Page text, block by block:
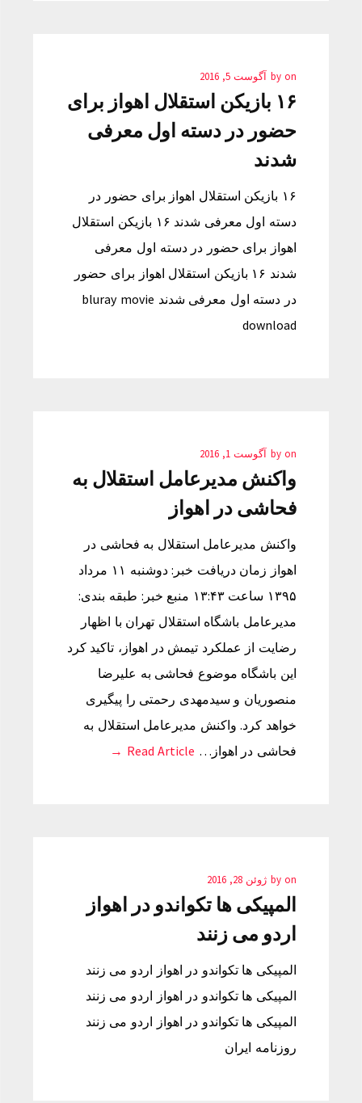
by on آگوست 5, 2016
۱۶ بازیکن استقلال اهواز برای
حضور در دسته اول معرفی
شدند
۱۶ بازیکن استقلال اهواز برای حضور در
دسته اول معرفی شدند ۱۶ بازیکن استقلال
اهواز برای حضور در دسته اول معرفی
شدند ۱۶ بازیکن استقلال اهواز برای حضور
در دسته اول معرفی شدند bluray movie
download
by on آگوست 1, 2016
واکنش مدیرعامل استقلال به
فحاشی در اهواز
واکنش مدیرعامل استقلال به فحاشی در
اهواز زمان دریافت خبر: دوشنبه ۱۱ مرداد
۱۳۹۵ ساعت ۱۳:۴۳ منبع خبر: طبقه بندی:
مدیرعامل باشگاه استقلال تهران با اظهار
رضایت از عملکرد تیمش در اهواز، تاکید کرد
این باشگاه موضوع فحاشی به علیرضا
منصوریان و سیدمهدی رحمتی را پیگیری
خواهد کرد. واکنش مدیرعامل استقلال به
فحاشی در اهواز… Read Article →
by on ژوئن 28, 2016
المپیکی ها تکواندو در اهواز
اردو می زنند
المپیکی ها تکواندو در اهواز اردو می زنند
المپیکی ها تکواندو در اهواز اردو می زنند
المپیکی ها تکواندو در اهواز اردو می زنند
روزنامه ایران